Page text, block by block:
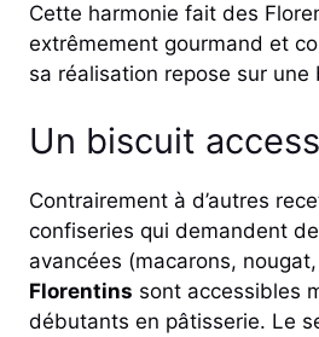
Cette harmonie fait des
extrêmement gourmand et
sa réalisation repose sur une
Un biscuit
Contrairement à d’autres
confiseries qui demandent
avancées (macarons,
Florentins sont accessibles
débutants en pâtisserie. Le